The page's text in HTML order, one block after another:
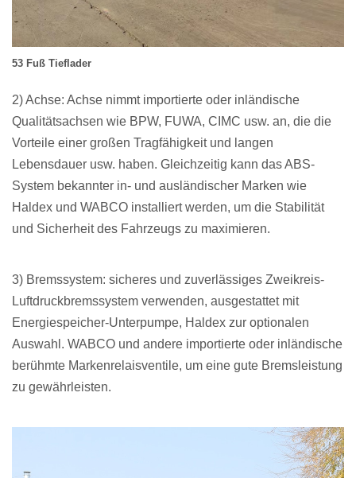
53 Fuß Tieflader
2) Achse: Achse nimmt importierte oder inländische
Qualitätsachsen wie BPW, FUWA, CIMC usw. an, die die
Vorteile einer großen Tragfähigkeit und langen
Lebensdauer usw. haben. Gleichzeitig kann das ABS-
System bekannter in- und ausländischer Marken wie
Haldex und WABCO installiert werden, um die Stabilität
und Sicherheit des Fahrzeugs zu maximieren.
3) Bremssystem: sicheres und zuverlässiges Zweikreis-
Luftdruckbremssystem verwenden, ausgestattet mit
Energiespeicher-Unterpumpe, Haldex zur optionalen
Auswahl. WABCO und andere importierte oder inländische
berühmte Markenrelaisventile, um eine gute Bremsleistung
zu gewährleisten.